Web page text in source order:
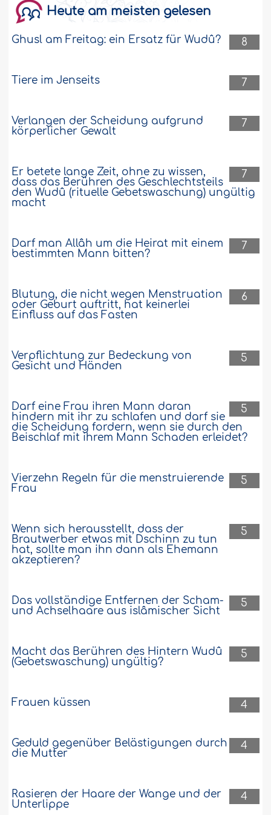
Weiter
122693 25-5-2009
Was ist das Kraut „Bardaqûsch“?
As-Salâmu alaikum! Der Prophet (Möge
Allah ihn in Ehren halten und ihm
"Bardaqûsch" zu verwenden, um damit
viele Krankheiten zu behandeln.Können
122672 24-5-2009
Heute am meisten gelesen
8
Ghusl am Freitag: ein Ersatz für Wudû?
7
Tiere im Jenseits
7
Verlangen der Scheidung aufgrund
körperlicher Gewalt
7
Er betete lange Zeit, ohne zu wissen,
dass das Berühren des Geschlechtsteils
den Wudû (rituelle Gebetswaschung) ungültig
macht
7
Darf man Allâh um die Heirat mit einem
bestimmten Mann bitten?
6
Blutung, die nicht wegen Menstruation
oder Geburt auftritt, hat keinerlei
Einfluss auf das Fasten
5
Verpflichtung zur Bedeckung von
Gesicht und Händen
5
Darf eine Frau ihren Mann daran
hindern mit ihr zu schlafen und darf sie
die Scheidung fordern, wenn sie durch den
Beischlaf mit ihrem Mann Schaden erleidet?
5
Vierzehn Regeln für die menstruierende
Frau
5
Wenn sich herausstellt, dass der
Brautwerber etwas mit Dschinn zu tun
hat, sollte man ihn dann als Ehemann
akzeptieren?
5
Das vollständige Entfernen der Scham-
und Achselhaare aus islâmischer Sicht
5
Macht das Berühren des Hintern Wudû
(Gebetswaschung) ungültig?
4
Frauen küssen
4
Geduld gegenüber Belästigungen durch
die Mutter
4
Rasieren der Haare der Wange und der
Unterlippe